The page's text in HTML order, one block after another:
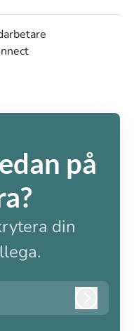
på
din